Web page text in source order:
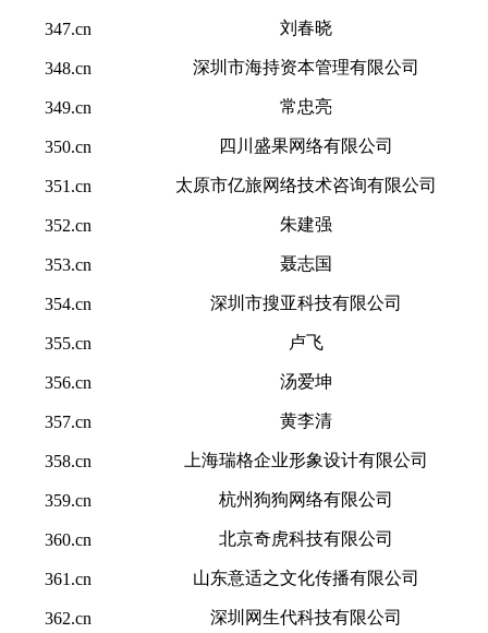
347.cn 刘春晓
348.cn 深圳市海持资本管理有限公司
349.cn 常忠亮
350.cn 四川盛果网络有限公司
351.cn 太原市亿旅网络技术咨询有限公司
352.cn 朱建强
353.cn 聂志国
354.cn 深圳市搜亚科技有限公司
355.cn 卢飞
356.cn 汤爱坤
357.cn 黄李清
358.cn 上海瑞格企业形象设计有限公司
359.cn 杭州狗狗网络有限公司
360.cn 北京奇虎科技有限公司
361.cn 山东意适之文化传播有限公司
362.cn 深圳网生代科技有限公司